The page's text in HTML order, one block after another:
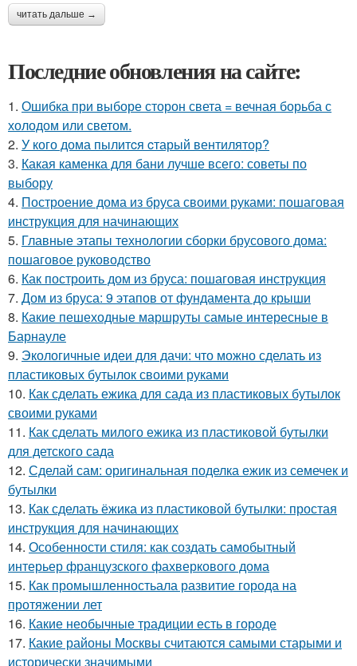
читать дальше →
Последние обновления на сайте:
1. Ошибка при выборе сторон света = вечная борьба с
холодом или светом.
2. У кого дома пылитcя cтарый вентилятор?
3. Какая каменка для бани лучше всего: советы по
выбору
4. Построение дома из бруса своими руками: пошаговая
инструкция для начинающих
5. Главные этапы технологии сборки брусового дома:
пошаговое руководство
6. Как построить дом из бруса: пошаговая инструкция
7. Дом из бруса: 9 этапов от фундамента до крыши
8. Какие пешеходные маршруты самые интересные в
Барнауле
9. Экологичные идеи для дачи: что можно сделать из
пластиковых бутылок своими руками
10. Как сделать ежика для сада из пластиковых бутылок
своими руками
11. Как сделать милого ежика из пластиковой бутылки
для детского сада
12. Сделай сам: оригинальная поделка ежик из семечек и
бутылки
13. Как сделать ёжика из пластиковой бутылки: простая
инструкция для начинающих
14. Особенности стиля: как создать самобытный
интерьер французского фахверкового дома
15. Как промышленностьала развитие города на
протяжении лет
16. Какие необычные традиции есть в городе
17. Какие районы Москвы считаются самыми старыми и
исторически значимыми